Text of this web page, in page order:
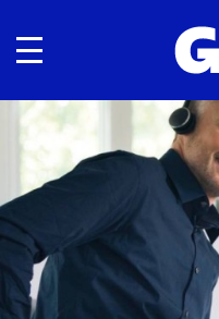
Toggle navigation
Carousel with slides